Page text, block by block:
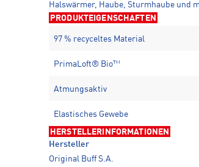
Halswärmer, Haube, Sturmhaube und
PRODUKTEIGENSCHAFTEN
97 % recyceltes Material
PrimaLoft® Bio™
Atmungsaktiv
Elastisches Gewebe
HERSTELLERINFORMATIONEN
Hersteller
Original Buff S.A.